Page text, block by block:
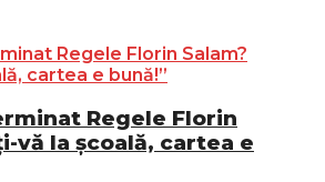
Regele Florin
vă la școală, cartea e